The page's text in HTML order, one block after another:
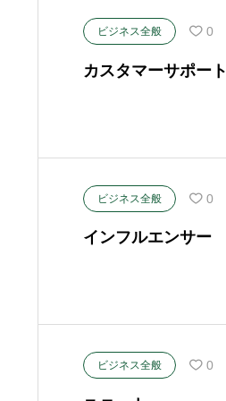
ビジネス全般 0
カスタマーサポート
ビジネス全般 0
インフルエンサー
ビジネス全般 0